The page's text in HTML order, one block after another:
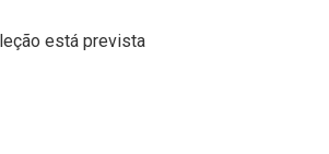
está prevista